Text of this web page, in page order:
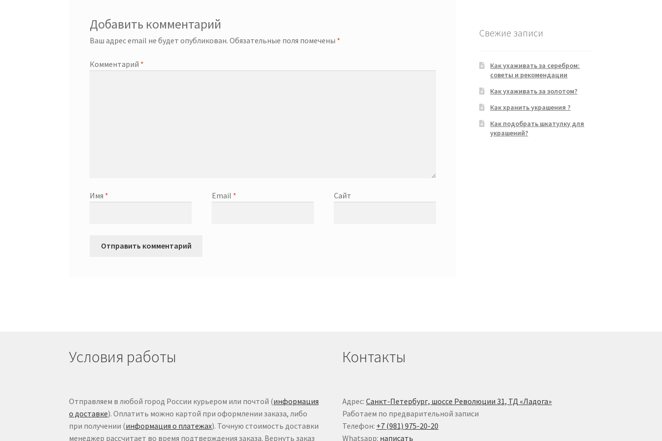
Добавить комментарий
Ваш адрес email не будет опубликован. Обязательные поля помечены *
Комментарий *
Имя * Email * Сайт
Свежие записи
Как ухаживать за серебром:
советы и рекомендации
Как ухаживать за золотом?
Как хранить украшения ?
Как подобрать шкатулку для
украшений?
Условия работы
Отправляем в любой город России курьером или почтой (информация
о доставке). Оплатить можно картой при оформлении заказа, либо
при получении (информация о платежах). Точную стоимость доставки
менеджер рассчитает во время подтверждения заказа. Вернуть заказ
Контакты
Адрес:Санкт-Петербург, шоссе Революции 31, ТД «Ладога»
Работаем по предварительной записи
Телефон: +7 (981) 975-20-20
Whatsapp: написать